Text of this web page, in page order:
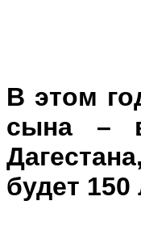
В этом
сына –
будет 150